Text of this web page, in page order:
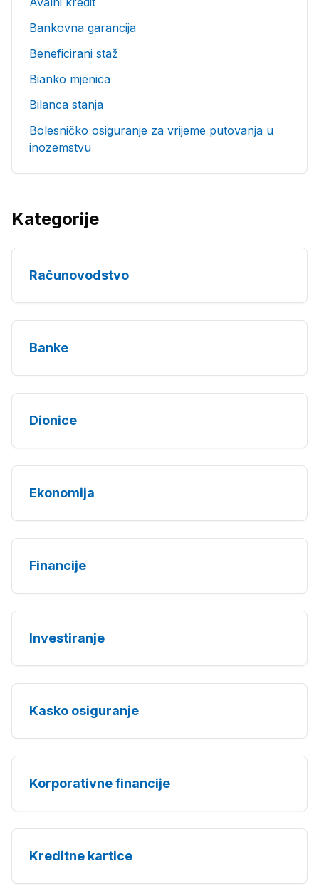
Bankovna garancija
Beneficirani staž
Bianko mjenica
Bilanca stanja
Bolesničko osiguranje za vrijeme putovanja u
inozemstvu
Kategorije
Računovodstvo
Banke
Dionice
Ekonomija
Financije
Investiranje
Kasko osiguranje
Korporativne financije
Kreditne kartice